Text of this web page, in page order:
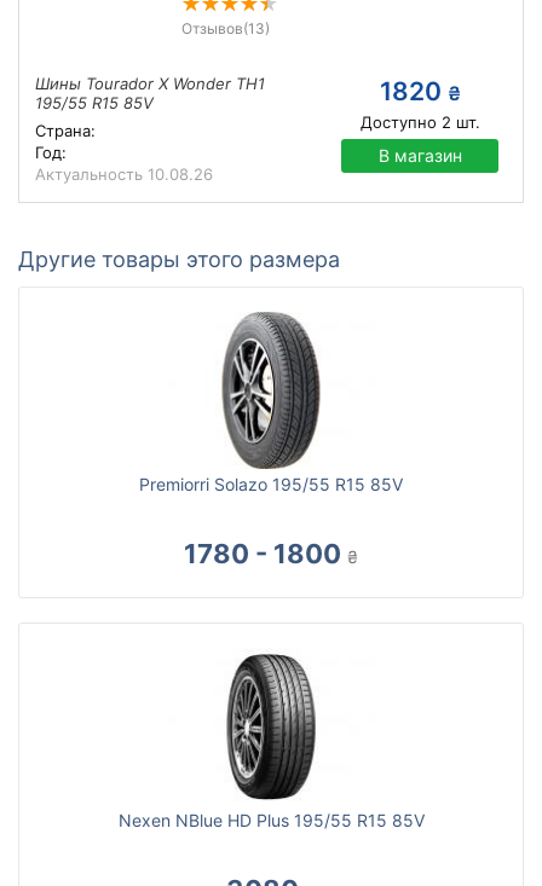
Отзывов(13)
Шины Tourador X Wonder TH1
195/55 R15 85V
Страна:
Год:
Актуальность 10.08.26
1820 ₴
Доступно 2 шт.
В магазин
Другие товары этого размера
Premiorri Solazo 195/55 R15 85V
1780 - 1800 ₴
Nexen NBlue HD Plus 195/55 R15 85V